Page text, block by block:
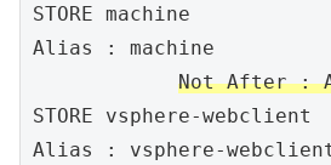
STORE machine
Alias :	machine
Not After :
STORE vsphere-webclient
Alias :	vsphere-webclient